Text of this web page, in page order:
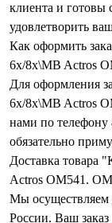
клиента и готовы
удовлетворить
Как оформить
6x/8x\MB Actros
Для оформления
6x/8x\MB Actros
нами по
обязательно
Доставка товара
Actros OM541.
Мы осуществляем
России. Ваш заказ